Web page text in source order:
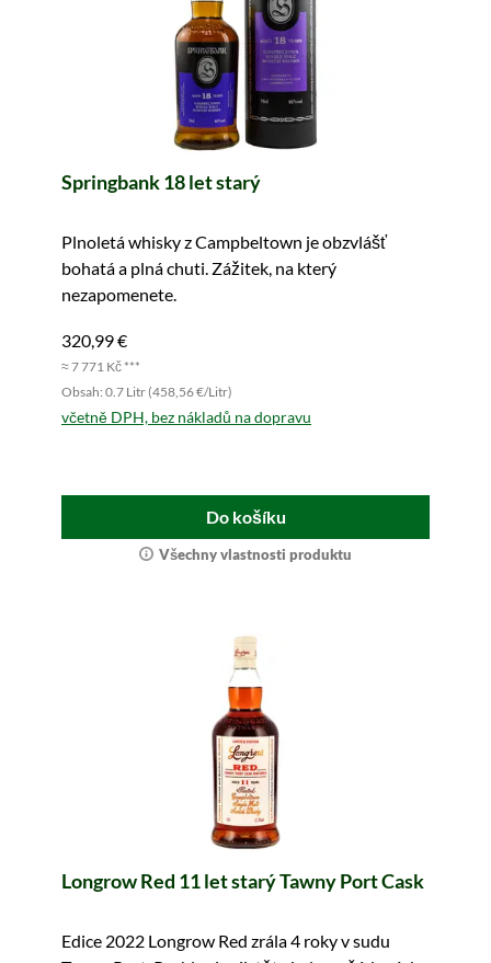
Springbank 18 let starý
Plnoletá whisky z Campbeltown je obzvlášť
bohatá a plná chuti. Zážitek, na který
nezapomenete.
320,99 €
≈ 7 771 Kč ***
Obsah: 0.7 Litr (458,56 €/Litr)
včetně DPH, bez nákladů na dopravu
Do košíku
Všechny vlastnosti produktu
Longrow Red 11 let starý Tawny Port Cask
Edice 2022 Longrow Red zrála 4 roky v sudu